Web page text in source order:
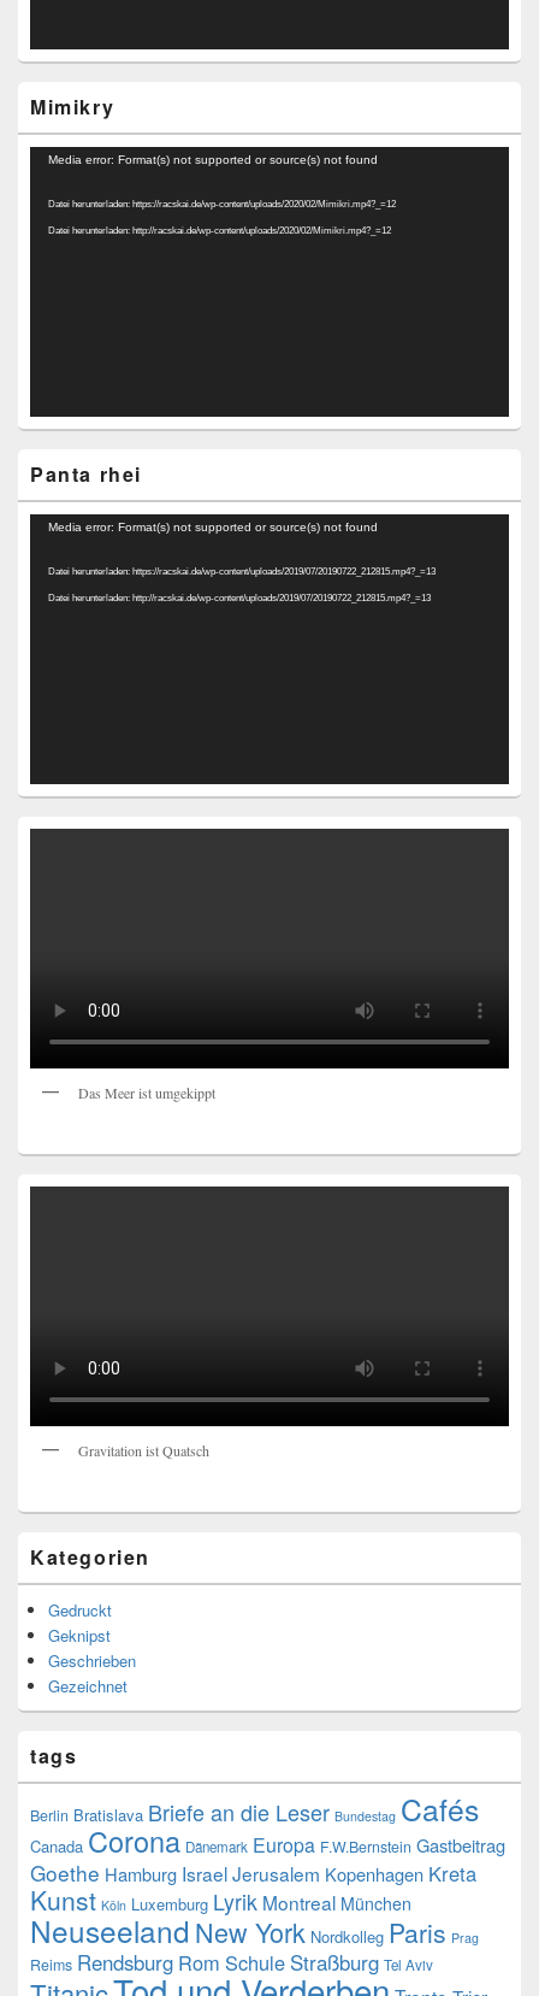
Mimikry
Video-
Media error: Format(s) not supported or source(s) not found
Datei herunterladen: https://racskai.de/wp-content/uploads/2020/02/Mimikri.mp4?_=12
Datei herunterladen: http://racskai.de/wp-content/uploads/2020/02/Mimikri.mp4?_=12
Panta rhei
Video-
Media error: Format(s) not supported or source(s) not found
Datei herunterladen: https://racskai.de/wp-content/uploads/2019/07/20190722_212815.mp4?_=13
Datei herunterladen: http://racskai.de/wp-content/uploads/2019/07/20190722_212815.mp4?_=13
Das Meer ist umgekippt
Gravitation ist Quatsch
Kategorien
Gedruckt
Geknipst
Geschrieben
Gezeichnet
tags
Berlin Bratislava Briefe an die Leser Bundestag Cafés
Canada Corona Dänemark Europa F.W.Bernstein Gastbeitrag
Goethe Hamburg IsraelJerusalem Kopenhagen Kreta
Kunst Köln Luxemburg Lyrik Montreal München
Neuseeland New York Nordkolleg Paris Prag
Reims Rendsburg Rom Schule Straßburg Tel Aviv